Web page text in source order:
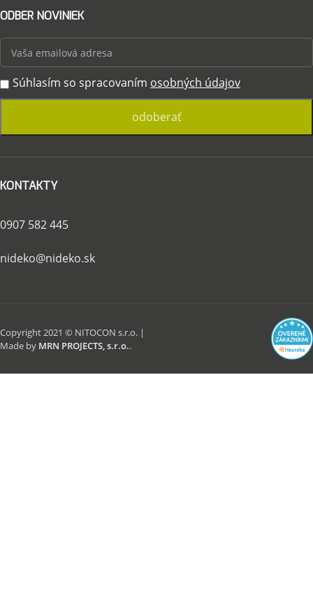
ODBER NOVINIEK
Súhlasím so spracovaním osobných údajov
KONTAKTY
0907 582 445
nideko@nideko.sk
Copyright 2021 © NITOCON s.r.o. |
Made by MRN PROJECTS, s.r.o..